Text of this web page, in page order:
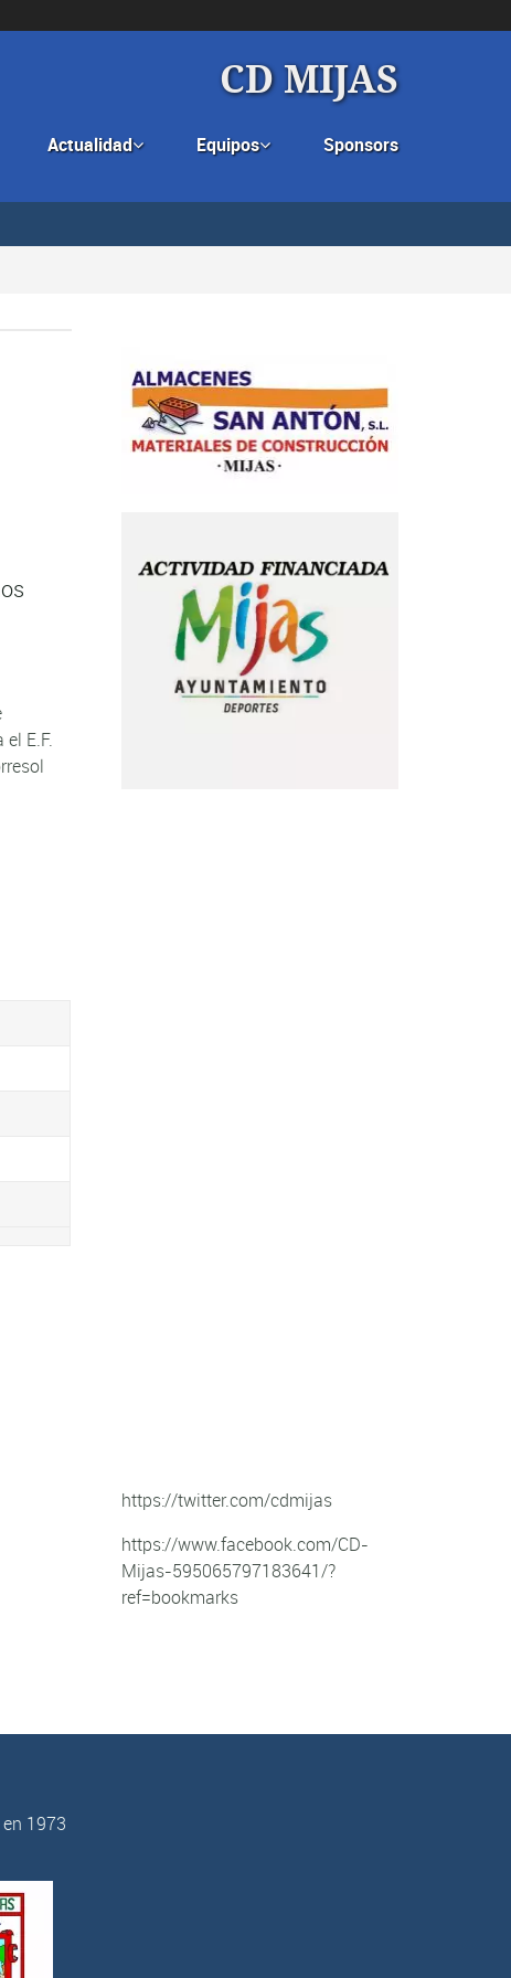
CD MIJAS
Actualidad Equipos Sponsors
E.F.
https://twitter.com/cdmijas
https://www.facebook.com/CD-
Mijas-595065797183641/?
ref=bookmarks
1973